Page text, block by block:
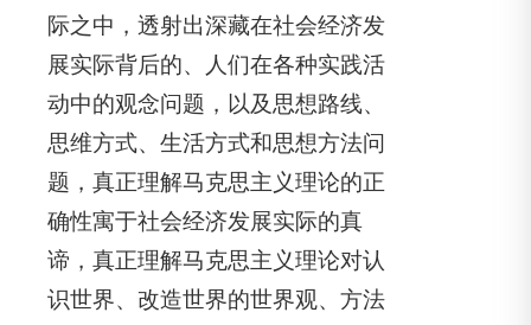
际之中，透射出深藏在社会经济发
展实际背后的、人们在各种实践活
动中的观念问题，以及思想路线、
思维方式、生活方式和思想方法问
题，真正理解马克思主义理论的正
确性寓于社会经济发展实际的真
谛，真正理解马克思主义理论对认
识世界、改造世界的世界观、方法